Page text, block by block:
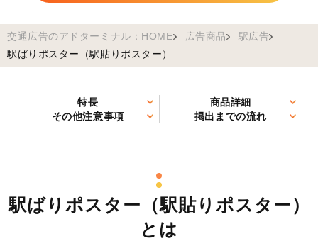
交通広告のアドターミナル：HOME 広告商品
駅広告
駅ばりポスター（駅貼りポスター）
特長
商品詳細
その他注意事項
掲出までの流れ
駅ばりポスター（駅貼りポスター）
とは